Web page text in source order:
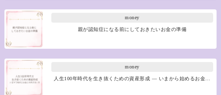
money
親が認知症になる前にしておきたいお金の準備
money
人生100年時代を生き抜くための資産形成 ― いまから始めるお金…